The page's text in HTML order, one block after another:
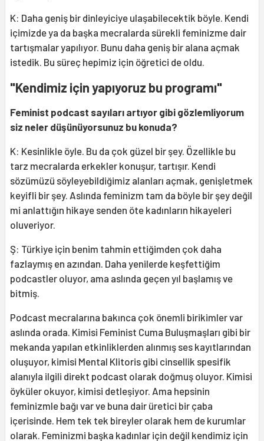
K: Daha geniş bir dinleyiciye ulaşabilecektik böyle. Kendi
içimizde ya da başka mecralarda sürekli feminizme dair
tartışmalar yapılıyor. Bunu daha geniş bir alana açmak
istedik. Bu süreç hepimiz için öğretici de oldu.
"Kendimiz için yapıyoruz bu programı"
Feminist podcast sayıları artıyor gibi gözlemliyorum
siz neler düşünüyorsunuz bu konuda?
K: Kesinlikle öyle. Bu da çok güzel bir şey. Özellikle bu
tarz mecralarda erkekler konuşur, tartışır. Kendi
sözümüzü söyleyebildiğimiz alanları açmak, genişletmek
keyifli bir şey. Aslında feminizm tam da böyle bir şey değil
mi anlattığın hikaye senden öte kadınların hikayeleri
oluveriyor.
Ş: Türkiye için benim tahmin ettiğimden çok daha
fazlaymış en azından. Daha yenilerde keşfettiğim
podcastler oluyor, ama aslında geçen yıl başlamış ve
bitmiş.
Podcast mecralarına bakınca çok önemli birikimler var
aslında orada. Kimisi Feminist Cuma Buluşmaşları gibi bir
mekanda yapılan etkinliklerden alınmış ses kayıtlarından
oluşuyor, kimisi Mental Klitoris gibi cinsellik spesifik
alanıyla ilgili direkt podcast olarak doğmuş oluyor. Kimisi
öyküler okuyor, kimisi detleşiyor. Ama hepsinin
feminizmle bağı var ve buna dair üretici bir çaba
içerisinde. Hem tek tek bireyler olarak hem de kurumlar
olarak. Feminizmi başka kadınlar için değil kendimiz için